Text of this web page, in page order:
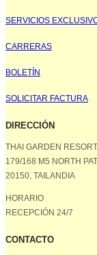
SERVICIOS
CARRERAS
BOLETÍN
SOLICITAR FACTURA
DIRECCIÓN
THAI GARDEN RESORT
179/168 M5 NORTH
20150, TAILANDIA
HORARIO
RECEPCIÓN 24/7
CONTACTO